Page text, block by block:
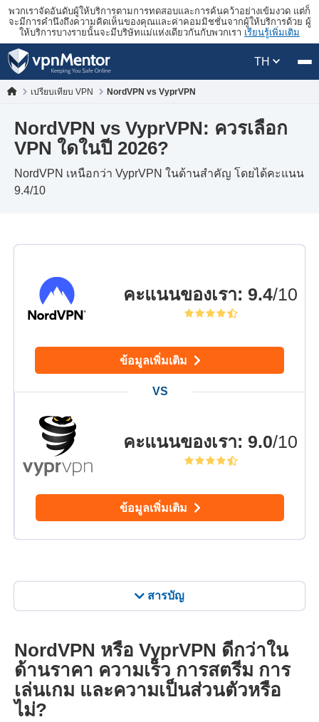
พวกเราจัดอันดับผู้ให้บริการตามการทดสอบและการค้นคว้าอย่างเข้มงวด แต่ก็
จะมีการคำนึงถึงความคิดเห็นของคุณและค่าคอมมิชชั่นจากผู้ให้บริการด้วย ผู้
ให้บริการบางรายนั้นจะมีบริษัทแม่แห่งเดียวกันกับพวกเรา เรียนรู้เพิ่มเติม
TH
เปรียบเทียบ VPN NordVPN vs VyprVPN
NordVPN vs VyprVPN: ควรเลือก
VPN ใดในปี 2026?
NordVPN เหนือกว่า VyprVPN ในด้านสำคัญ โดยได้คะแนน
9.4/10
สารบัญ
คะแนนของเรา: 9.4/10
ข้อมูลเพิ่มเติม
คะแนนของเรา: 9.0/10
ข้อมูลเพิ่มเติม
NordVPN หรือ VyprVPN ดีกว่าใน
ด้านราคา ความเร็ว การสตรีม การ
เล่นเกม และความเป็นส่วนตัวหรือ
ไม่?